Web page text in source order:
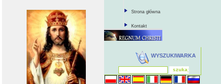
Strona główna
Kontakt
WYSZUKIWARKA